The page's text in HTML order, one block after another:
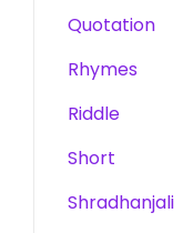
Quotation
Rhymes
Riddle
Short
Shradhanjali